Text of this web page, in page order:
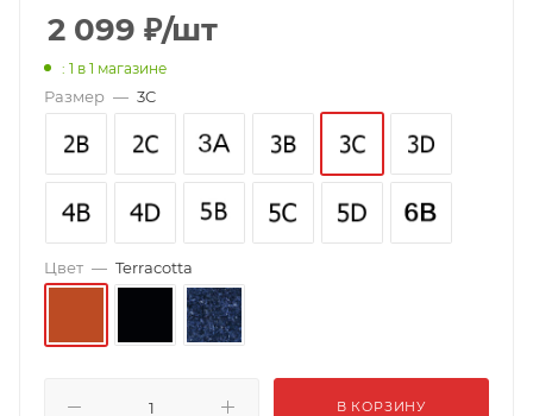
2 099 ₽/шт
: 1 в 1 магазине
Размер — 3C
Цвет — Terracotta
В КОРЗИНУ